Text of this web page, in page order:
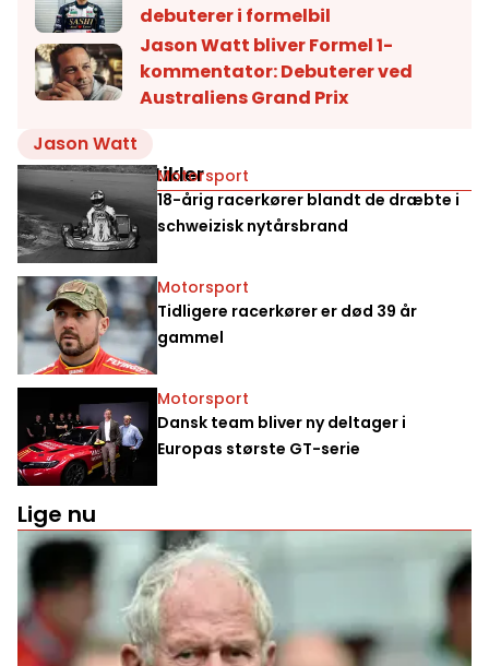
debuterer i formelbil
Jason Watt bliver Formel 1-
kommentator: Debuterer ved
Australiens Grand Prix
Jason Watt
Relaterede artiklerMotorsport
18-årig racerkører blandt de dræbte i
schweizisk nytårsbrand
Motorsport
Tidligere racerkører er død 39 år
gammel
Motorsport
Dansk team bliver ny deltager i
Europas største GT-serie
Lige nu